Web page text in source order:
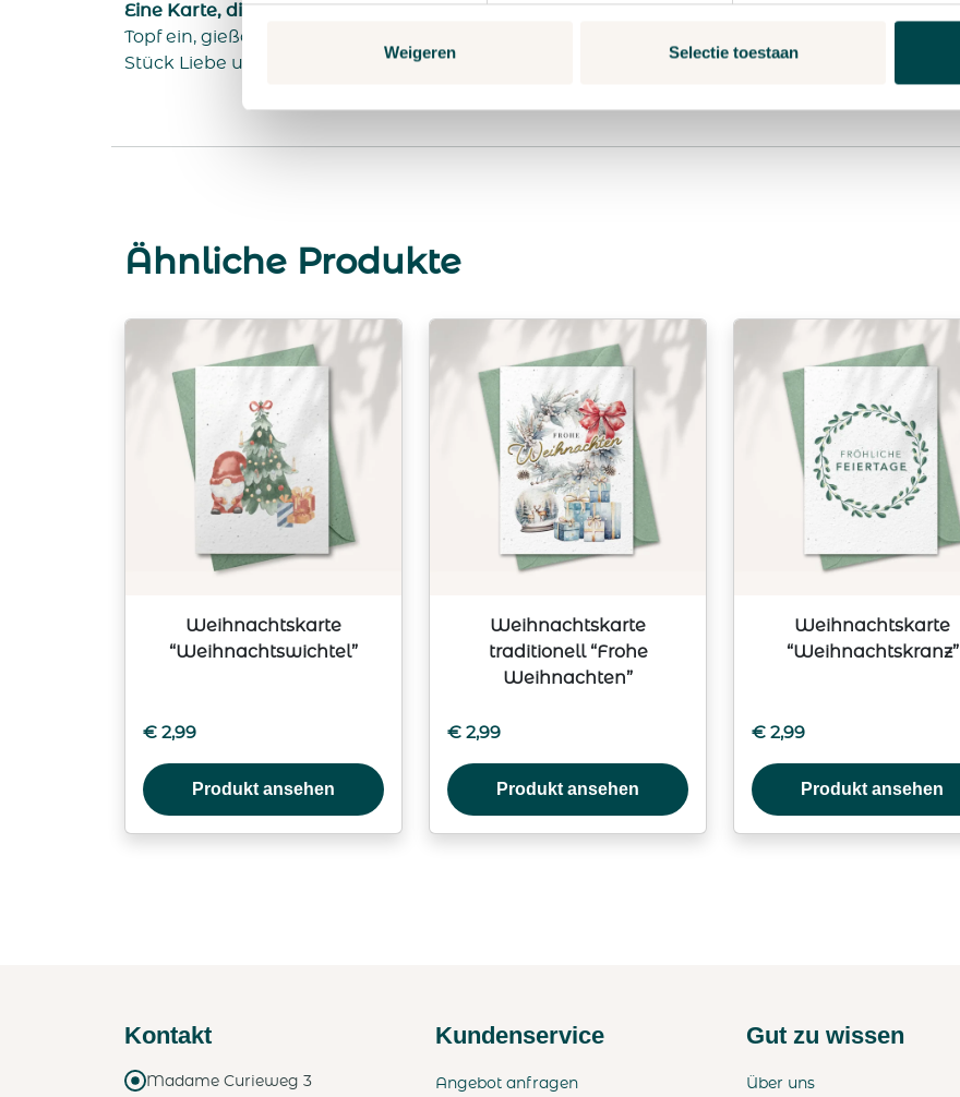
Weigeren Selectie toestaan
Eine Karte, die weitergibt
Topf ein, gieße sie und sieh zu, wie Blumen blühen... ein kleines
Stück Liebe und Nachhaltigkeit.
Ähnliche Produkte
Weihnachtskarte
“Weihnachtswichtel”
€ 2,99
Produkt ansehen
Weihnachtskarte
traditionell “Frohe
Weihnachten”
€ 2,99
Produkt ansehen
Weihnachtskarte
“Weihnachtskranz”
€ 2,99
Produkt ansehen
Kontakt
Madame Curieweg 3
Kundenservice
Angebot anfragen
Gut zu wissen
Über uns